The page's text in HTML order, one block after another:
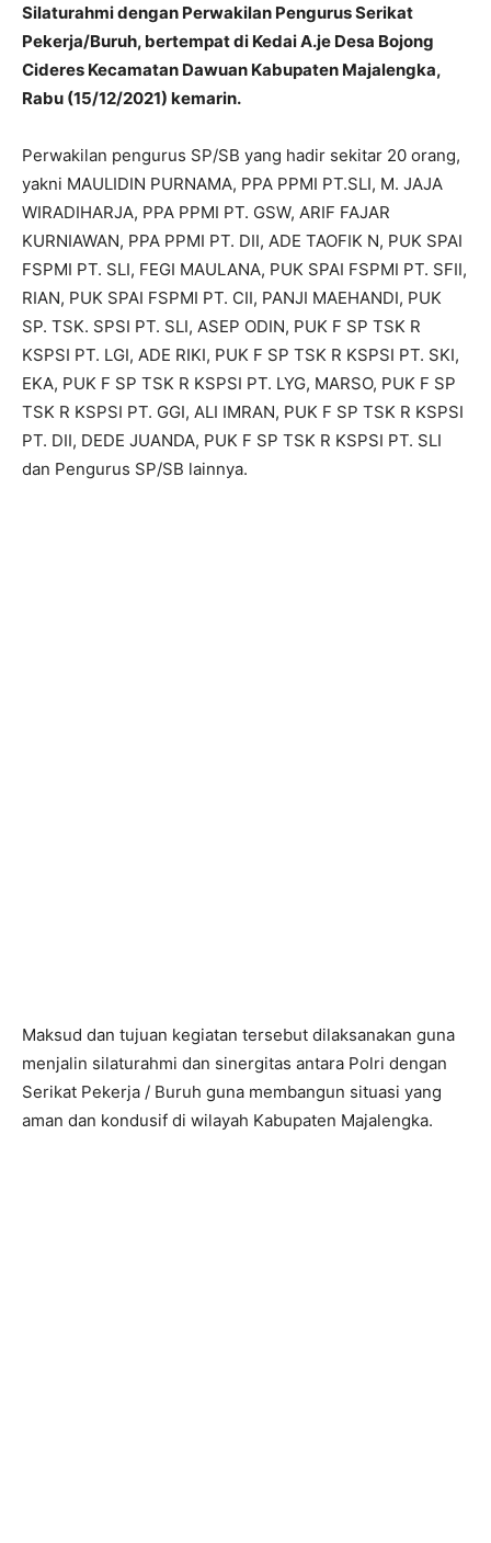
Silaturahmi dengan Perwakilan Pengurus Serikat
Pekerja/Buruh, bertempat di Kedai A.je Desa Bojong
Cideres Kecamatan Dawuan Kabupaten Majalengka,
Rabu (15/12/2021) kemarin.
Perwakilan pengurus SP/SB yang hadir sekitar 20 orang,
yakni MAULIDIN PURNAMA, PPA PPMI PT.SLI, M. JAJA
WIRADIHARJA, PPA PPMI PT. GSW, ARIF FAJAR
KURNIAWAN, PPA PPMI PT. DII, ADE TAOFIK N, PUK SPAI
FSPMI PT. SLI, FEGI MAULANA, PUK SPAI FSPMI PT. SFII,
RIAN, PUK SPAI FSPMI PT. CII, PANJI MAEHANDI, PUK
SP. TSK. SPSI PT. SLI, ASEP ODIN, PUK F SP TSK R
KSPSI PT. LGI, ADE RIKI, PUK F SP TSK R KSPSI PT. SKI,
EKA, PUK F SP TSK R KSPSI PT. LYG, MARSO, PUK F SP
TSK R KSPSI PT. GGI, ALI IMRAN, PUK F SP TSK R KSPSI
PT. DII, DEDE JUANDA, PUK F SP TSK R KSPSI PT. SLI
dan Pengurus SP/SB lainnya.
Maksud dan tujuan kegiatan tersebut dilaksanakan guna
menjalin silaturahmi dan sinergitas antara Polri dengan
Serikat Pekerja / Buruh guna membangun situasi yang
aman dan kondusif di wilayah Kabupaten Majalengka.